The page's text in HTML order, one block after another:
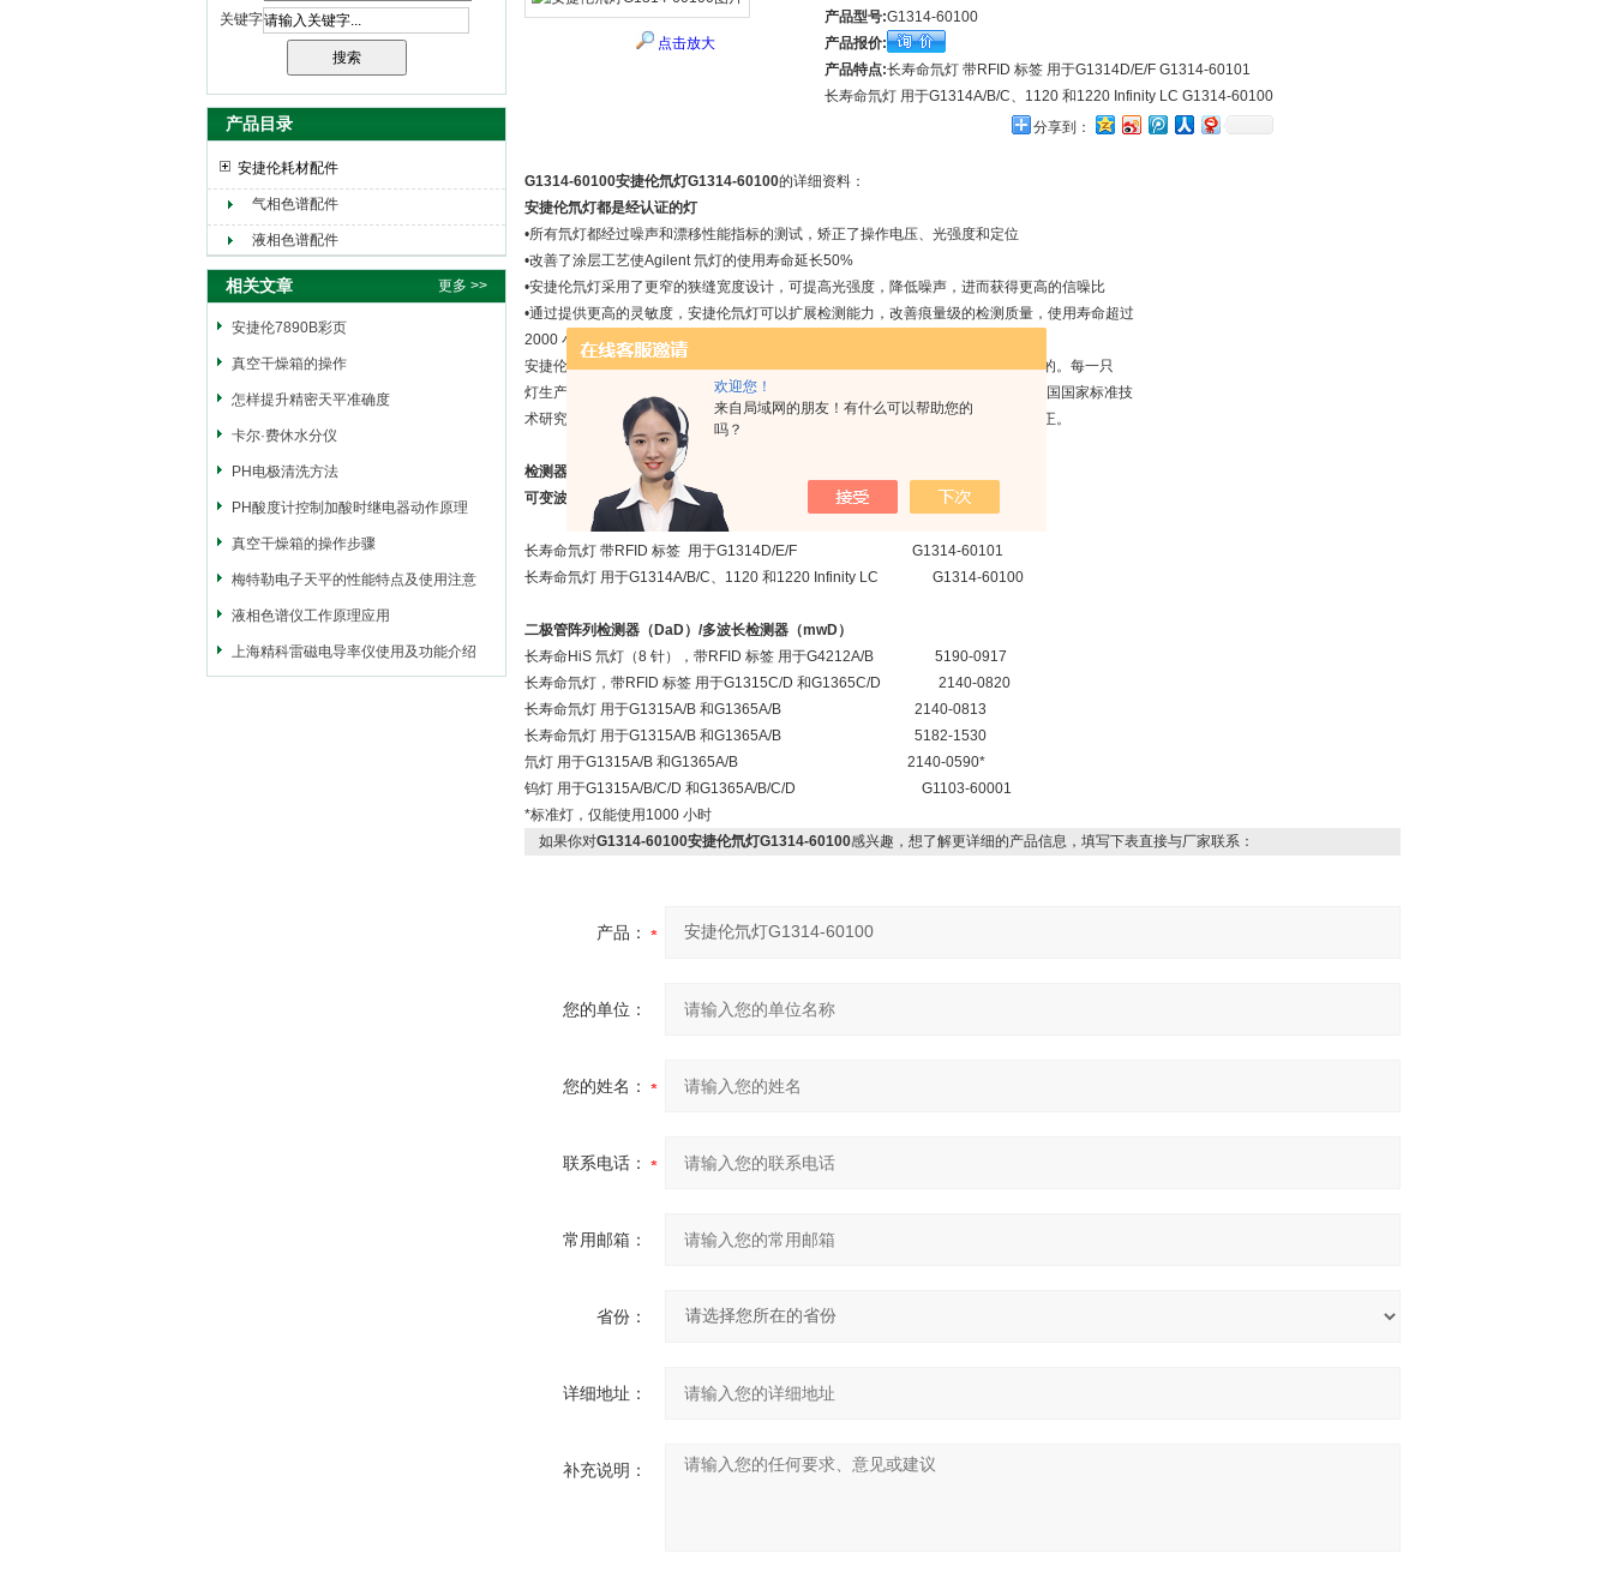
欢迎您！
来自局域网的朋友！有什么可以帮助您的
吗？
关键字
产品目录
安捷伦耗材配件
气相色谱配件
液相色谱配件
相关文章 更多 >>
安捷伦7890B彩页
真空干燥箱的操作
怎样提升精密天平准确度
卡尔·费休水分仪
PH电极清洗方法
PH酸度计控制加酸时继电器动作原理
真空干燥箱的操作步骤
梅特勒电子天平的性能特点及使用注意
液相色谱仪工作原理应用
上海精科雷磁电导率仪使用及功能介绍
点击放大
产品型号:G1314-60100
产品报价:
产品特点:长寿命氘灯 带RFID 标签 用于G1314D/E/F G1314-60101
长寿命氘灯 用于G1314A/B/C、1120 和1220 Infinity LC G1314-60100
分享到：
G1314-60100安捷伦氘灯G1314-60100的详细资料：
安捷伦氘灯都是经认证的灯
•所有氘灯都经过噪声和漂移性能指标的测试，矫正了操作电压、光强度和定位
•改善了涂层工艺使Agilent 氘灯的使用寿命延长50%
•安捷伦氘灯采用了更窄的狭缝宽度设计，可提高光强度，降低噪声，进而获得更高的信噪比
•通过提供更高的灵敏度，安捷伦氘灯可以扩展检测能力，改善痕量级的检测质量，使用寿命超过
2000 小时
安捷伦的灯是在ISO 9001 认证环境中制造的，并且制造过程的每一步均是*可追踪的。每一只
灯生产后均经过测试，以确保满足安捷伦的性能指标要求。测试设备按照NIST（美国国家标准技
术研究院）或PTB（德国柏林的联邦物理技术研究院）规定的光学标准进行定期校正。
检测器灯如何选择对应货号：
可变波长检测器（VwD）
长寿命氘灯 带RFID 标签 用于G1314D/E/F G1314-60101
长寿命氘灯 用于G1314A/B/C、1120 和1220 Infinity LC G1314-60100
二极管阵列检测器（DaD）/多波长检测器（mwD）
长寿命HiS 氘灯（8 针），带RFID 标签 用于G4212A/B 5190-0917
长寿命氘灯，带RFID 标签 用于G1315C/D 和G1365C/D 2140-0820
长寿命氘灯 用于G1315A/B 和G1365A/B 2140-0813
长寿命氘灯 用于G1315A/B 和G1365A/B 5182-1530
氘灯 用于G1315A/B 和G1365A/B 2140-0590*
钨灯 用于G1315A/B/C/D 和G1365A/B/C/D G1103-60001
*标准灯，仅能使用1000 小时
如果你对G1314-60100安捷伦氘灯G1314-60100感兴趣，想了解更详细的产品信息，填写下表直接与厂家联系：
产品：
您的单位：
您的姓名：
联系电话：
常用邮箱：
省份：
详细地址：
补充说明：